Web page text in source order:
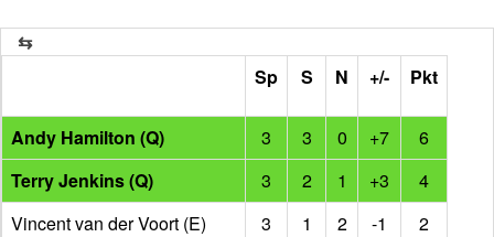
Sp S N +/- Pkt
Andy Hamilton (Q) 3 3 0 +7
6
Terry Jenkins (Q)
3 2 1 +3
4
Vincent van der Voort (E)
3 1 2 -1
2